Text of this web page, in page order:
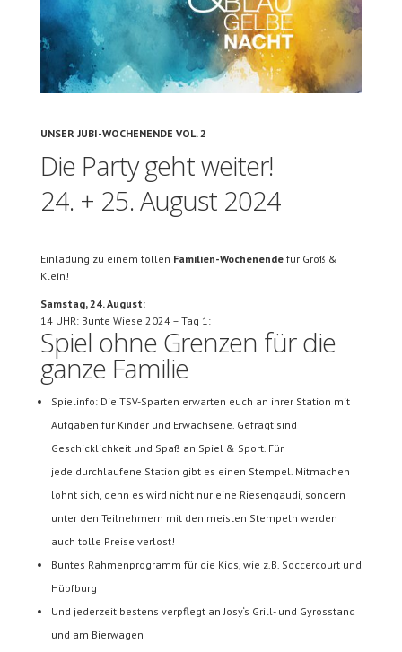
UNSER JUBI-WOCHENENDE VOL. 2
Die Party geht weiter!
24. + 25. August 2024
Einladung zu einem tollen Familien-Wochenendefür Groß &
Klein!
Samstag, 24. August:
14 UHR: Bunte Wiese 2024 – Tag 1:
Spiel ohne Grenzen für die
ganze Familie
Spielinfo: Die TSV-Sparten erwarten euch an ihrer Station mit
Aufgaben für Kinder und Erwachsene. Gefragt sind
Geschicklichkeit und Spaß an Spiel & Sport. Für
jede durchlaufene Station gibt es einen Stempel. Mitmachen
lohnt sich, denn es wird nicht nur eine Riesengaudi, sondern
unter den Teilnehmern mit den meisten Stempeln werden
auch tolle Preise verlost!
Buntes Rahmenprogramm für die Kids, wie z.B. Soccercourt und
Hüpfburg
Und jederzeit bestens verpflegt an Josy‘s Grill- und Gyrosstand
und am Bierwagen